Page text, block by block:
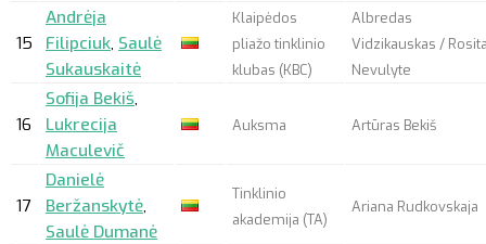
15
Andrėja
Filipciuk, Saulė
Sukauskaitė
Klaipėdos
pliažo tinklinio
klubas (KBC)
Albredas
Vidzikauskas /
Nevulyte
16
Sofija Bekiš,
Lukrecija
Maculevič
Auksma Artūras Bekiš
17
Danielė
Beržanskytė,
Saulė Dumanė
Tinklinio
akademija (TA)
Ariana Rudkovskaja